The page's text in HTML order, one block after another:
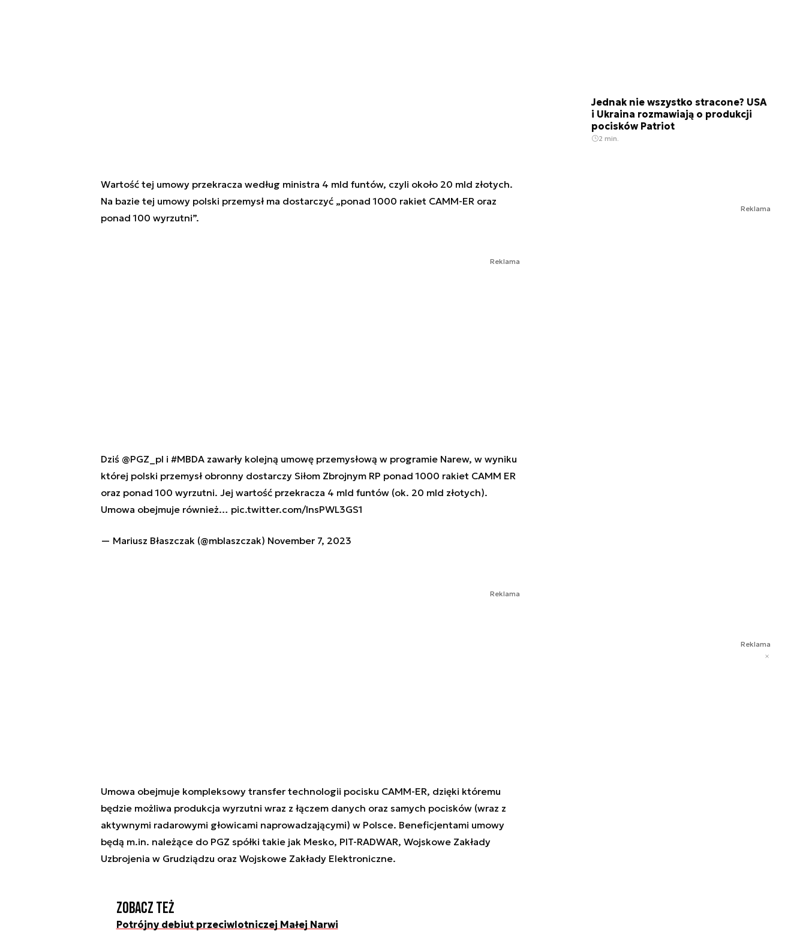
Wartość tej umowy przekracza według ministra 4 mld funtów, czyli około 20 mld złotych.
Na bazie tej umowy polski przemysł ma dostarczyć „ponad 1000 rakiet CAMM-ER oraz
ponad 100 wyrzutni”.
Reklama
Dziś @PGZ_pl i #MBDAzawarły kolejną umowę przemysłową w programie Narew, w wyniku
której polski przemysł obronny dostarczy Siłom Zbrojnym RP ponad 1000 rakiet CAMM ER
oraz ponad 100 wyrzutni. Jej wartość przekracza 4 mld funtów (ok. 20 mld złotych).
Umowa obejmuje również… pic.twitter.com/lnsPWL3GS1
— Mariusz Błaszczak (@mblaszczak) November 7, 2023
Reklama
Umowa obejmuje kompleksowy transfer technologii pocisku CAMM-ER, dzięki któremu
będzie możliwa produkcja wyrzutni wraz z łączem danych oraz samych pocisków (wraz z
aktywnymi radarowymi głowicami naprowadzającymi) w Polsce. Beneficjentami umowy
będą m.in. należące do PGZ spółki takie jak Mesko, PIT-RADWAR, Wojskowe Zakłady
Uzbrojenia w Grudziądzu oraz Wojskowe Zakłady Elektroniczne.
Zobacz też
Potrójny debiut przeciwlotniczej Małej Narwi
Jednak nie wszystko stracone? USA
i Ukraina rozmawiają o produkcji
pocisków Patriot
2 min.
Reklama
Reklama